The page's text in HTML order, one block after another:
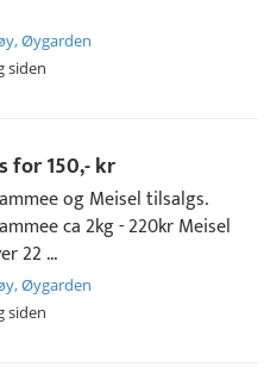
Øygarden
siden
for150,- kr
og Meisel tilsalgs.
ca 2kg - 220kr Meisel
22 ...
Øygarden
siden